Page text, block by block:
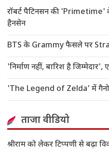
रॉबर्ट पैटिनसन की 'Primetime'
हैनसेन
BTS के Grammy फैसले पर
'निर्माण नहीं, बारिश है
'The Legend of Zelda' में
ताजा वीडियो
श्रीराम को लेकर टिप्पणी से बढ़ा